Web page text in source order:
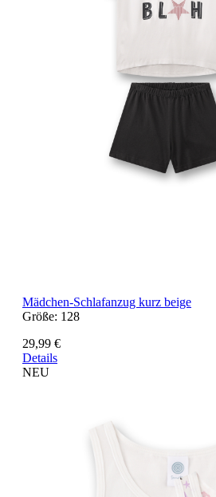
Mädchen-Schlafanzug kurz beige
Größe: 128
29,99 €
Details
NEU